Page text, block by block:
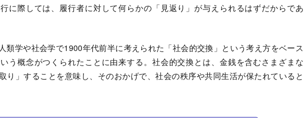
に際しては、履行者に対して何らかの「見返り」が与えられるはずだからであ
類学や社会学で1900年代前半に考えられた「社会的交換」という考え方をベース
う概念がつくられたことに由来する。社会的交換とは、金銭を含むさまざまな
り」することを意味し、そのおかげで、社会の秩序や共同生活が保たれていると